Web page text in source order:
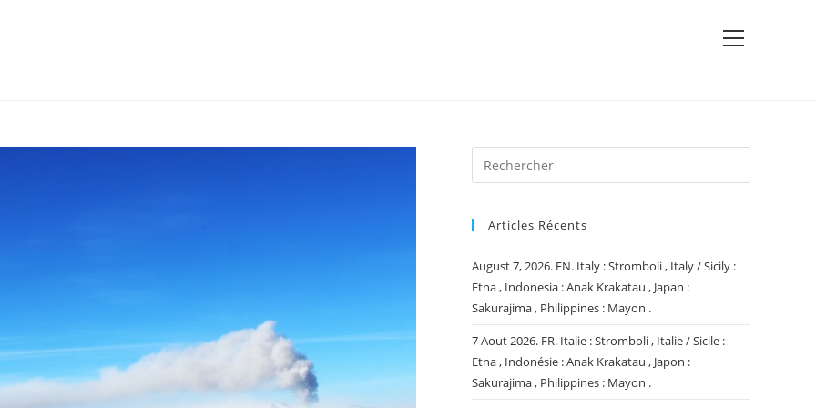
View
Articles Récents
August 7, 2026. EN. Italy : Stromboli , Italy / Sicily :
Etna , Indonesia : Anak Krakatau , Japan :
Sakurajima , Philippines : Mayon .
7 Aout 2026. FR. Italie : Stromboli , Italie / Sicile :
Etna , Indonésie : Anak Krakatau , Japon :
Sakurajima , Philippines : Mayon .